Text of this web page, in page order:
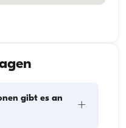
gibt es an
+